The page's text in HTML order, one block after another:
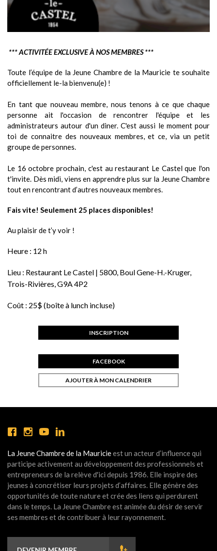
*** ACTIVITÉE EXCLUSIVE À NOS MEMBRES ***
Toute l’équipe de la Jeune Chambre de la Mauricie te souhaite
officiellement le-la bienvenu(e) !
En tant que nouveau membre, nous tenons à ce que chaque
personne ait l'occasion de rencontrer l'équipe et les
administrateurs autour d'un diner. C'est aussi le moment pour
toi de connaitre des nouveaux membres, et ce, via un petit
groupe de personnes.
Le 16 octobre prochain, c'est au restaurant Le Castel que l'on
t'invite. Dès midi, viens en apprendre plus sur la Jeune Chambre
tout en rencontrant d’autres nouveaux membres.
Fais vite! Seulement 25 places disponibles!
Au plaisir de t’y voir !
Heure : 12 h
Lieu : Restaurant Le Castel | 5800, Boul Gene-H.-Kruger,
Trois-Rivières, G9A 4P2
Coût : 25$ (boîte à lunch incluse)
INSCRIPTION
FACEBOOK
AJOUTER À MON CALENDRIER
La Jeune Chambre de la Mauricieest un acteur d’influence qui
participe activement au développement des professionnels et
entrepreneurs de la relève d'ici depuis 1986. Elle inspire des
jeunes à concrétiser leurs projets d’affaires. Elle génère des
opportunités de toute nature et crée des liens qui perdurent
dans le temps. La Jeune Chambre est animée du désir de servir
ses membres et de contribuer à leur rayonnement.